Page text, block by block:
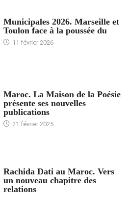
Municipales 2026. Marseille et
Toulon face à la poussée du
11 février 2026
Maroc. La Maison de la Poésie
présente ses nouvelles
publications
21 février 2025
Rachida Dati au Maroc. Vers
un nouveau chapitre des
relations